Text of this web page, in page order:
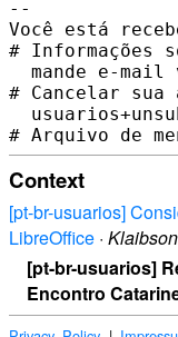
--
Você está
# Informações
mande e-mail
# Cancelar
# Arquivo de
Context
[pt-br-usuarios]
LibreOffice ·
[pt-br-usuarios]
Encontro